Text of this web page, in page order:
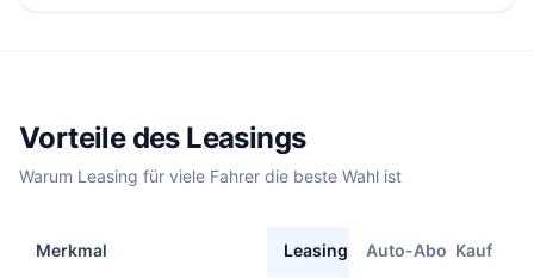
Vorteile des Leasings
Warum Leasing für viele Fahrer die beste Wahl ist
Merkmal Leasing Auto-Abo Kauf